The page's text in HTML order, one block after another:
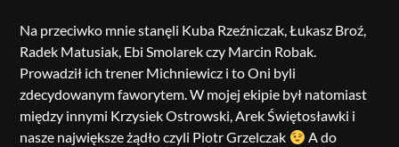
Na przeciwko mnie stanęli Kuba Rzeźniczak, Łukasz Broź,
Radek Matusiak, Ebi Smolarek czy Marcin Robak.
Prowadził ich trener Michniewicz i to Oni byli
zdecydowanym faworytem. W mojej ekipie był natomiast
między innymi Krzysiek Ostrowski, Arek Świętosławki i
nasze największe żądło czyli Piotr Grzelczak
A do